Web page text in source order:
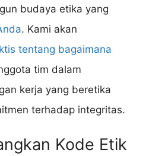
budaya etika yang
. Kami akan
tentang bagaimana
tim dalam
kerja yang beretika
terhadap integritas.
Kode Etik